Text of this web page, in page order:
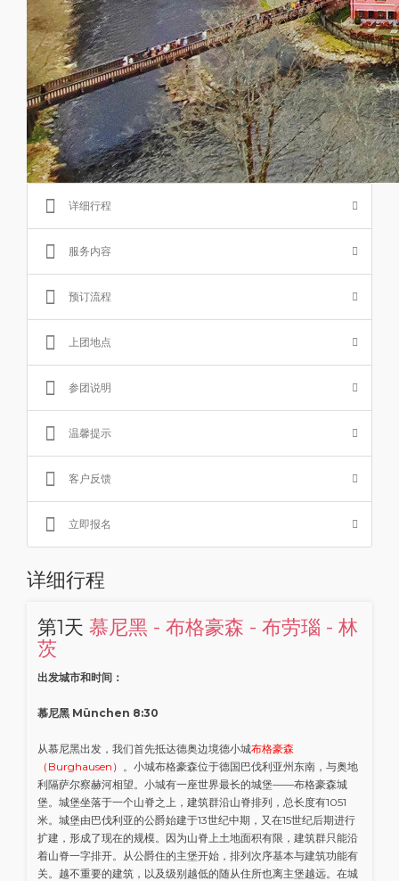
详细行程
服务内容
预订流程
上团地点
参团说明
温馨提示
客户反馈
立即报名
详细行程
第1天 慕尼黑 - 布格豪森 - 布劳瑙 - 林
茨
出发城市和时间：
慕尼黑 München 8:30
从慕尼黑出发，我们首先抵达德奥边境德小城布格豪森
（Burghausen） 。小城布格豪森位于德国巴伐利亚州东南，与奥地
利隔萨尔察赫河相望。小城有一座世界最长的城堡——布格豪森城
堡。城堡坐落于一个山脊之上，建筑群沿山脊排列，总长度有1051
米。城堡由巴伐利亚的公爵始建于13世纪中期，又在15世纪后期进行
扩建，形成了现在的规模。因为山脊上土地面积有限，建筑群只能沿
着山脊一字排开。从公爵住的主堡开始，排列次序基本与建筑功能有
关。越不重要的建筑，以及级别越低的随从住所也离主堡越远。在城